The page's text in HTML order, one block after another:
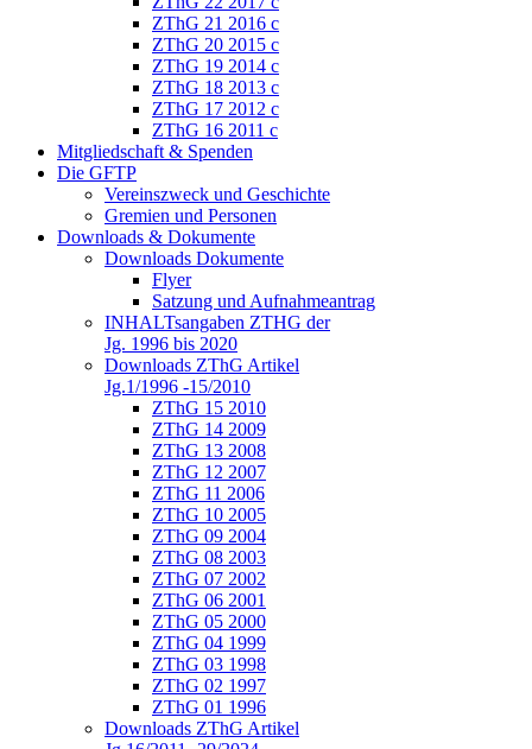
ZThG 21 2016 c
ZThG 20 2015 c
ZThG 19 2014 c
ZThG 18 2013 c
ZThG 17 2012 c
ZThG 16 2011 c
Mitgliedschaft & Spenden
Die GFTP
Vereinszweck und Geschichte
Gremien und Personen
Downloads & Dokumente
Downloads Dokumente
Flyer
Satzung und Aufnahmeantrag
INHALTsangaben ZTHG der
Jg. 1996 bis 2020
Downloads ZThG Artikel
Jg.1/1996 -15/2010
ZThG 15 2010
ZThG 14 2009
ZThG 13 2008
ZThG 12 2007
ZThG 11 2006
ZThG 10 2005
ZThG 09 2004
ZThG 08 2003
ZThG 07 2002
ZThG 06 2001
ZThG 05 2000
ZThG 04 1999
ZThG 03 1998
ZThG 02 1997
ZThG 01 1996
Downloads ZThG Artikel